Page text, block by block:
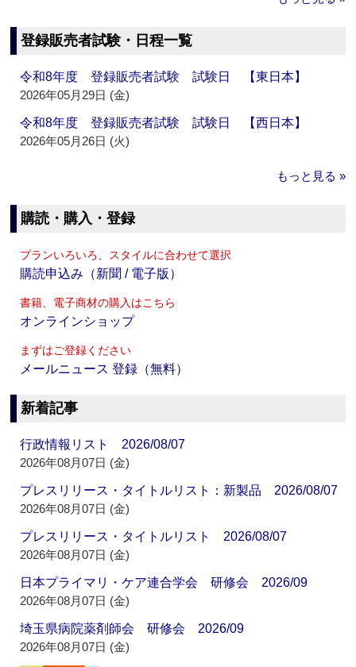
登録販売者試験・日程一覧
令和8年度 登録販売者試験 試験日 【東日本】
2026年05月29日 (金)
令和8年度 登録販売者試験 試験日 【西日本】
2026年05月26日 (火)
もっと見る »
購読・購入・登録
プランいろいろ、スタイルに合わせて選択
購読申込み（新聞 / 電子版）
書籍、電子商材の購入はこちら
オンラインショップ
まずはご登録ください
メールニュース 登録（無料）
新着記事
行政情報リスト 2026/08/07
2026年08月07日 (金)
プレスリリース・タイトルリスト：新製品 2026/08/07
2026年08月07日 (金)
プレスリリース・タイトルリスト 2026/08/07
2026年08月07日 (金)
日本プライマリ・ケア連合学会 研修会 2026/09
2026年08月07日 (金)
埼玉県病院薬剤師会 研修会 2026/09
2026年08月07日 (金)